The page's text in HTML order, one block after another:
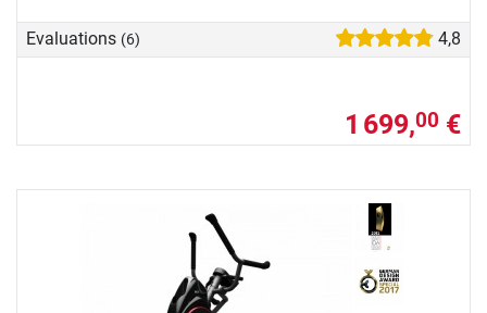
Evaluations (6) 4,8
1 699,00 €